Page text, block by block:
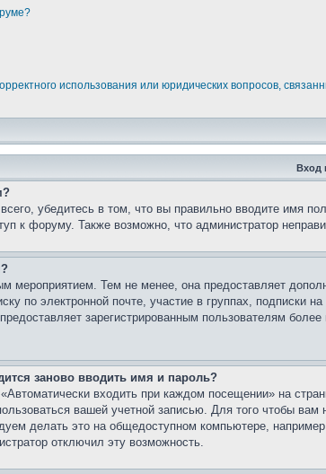
использования или юридических вопросов,
Вход
убедитесь в том, что вы правильно вводите имя
к форуму. Также возможно, что администратор
мероприятием. Тем не менее, она предоставляет
по электронной почте, участие в группах,
зарегистрированным пользователям
заново вводить имя и пароль?
входить при каждом посещении» на
вашей учетной записью. Для того чтобы
делать это на общедоступном компьютере,
отключил эту возможность.